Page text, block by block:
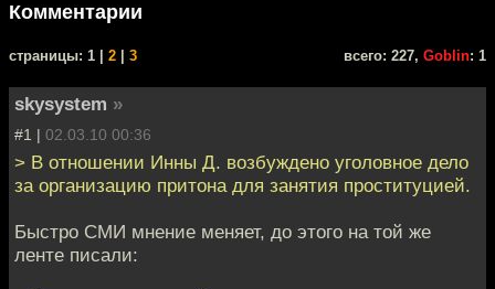
Комментарии
cтраницы: 1 | 2 3 всего: 227, Goblin: 1
skysystem »
#1 | 02.03.10 00:36
> В отношении Инны Д. возбуждено уголовное дело
за организацию притона для занятия проституцией.
Быстро СМИ мнение меняет, до этого на той же
ленте писали: